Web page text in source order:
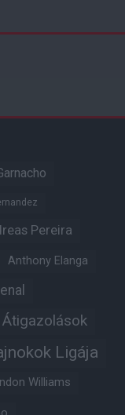
Pereira
Anthony Elanga
Átigazolások
Ligája
Williams